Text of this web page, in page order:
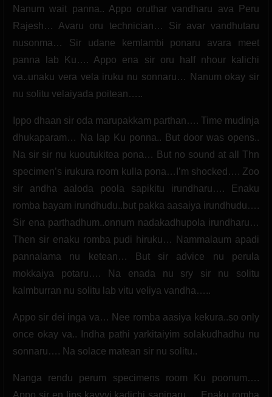
Nanum wait panna.. Appo oruthar vandharu ava Peru
Rajesh… Avaru oru technician… Sir avar vandhutaru
nusonma… Sir udane kemlambi ponaru avara meet
panna lab Ku…. Appo ena sir oru half nhour kalichi
va..unaku vera vela iruku nu sonnaru… Nanum okay sir
nu solitu velaiyada poitean…..
Ippo dhaan sir oda marupakkam parthan…. Time mudinja
dhukaparam… Na lap Ku ponna.. But door was opens..
Na sir sir nu kuoutukitea pona… But no sound at all Thn
specimen’s irukura room kulla pona…I’m shocked…. Zoo
sir andha aaloda poola sapikitu irundharu…. Enaku
romba bayam irundhudu..but pakka aasaiya irundhudu….
Sir ena parthadhum..onnum nadakadhupola irundharu…
Then sir enaku romba pudi hiruku… Nammalaum apadi
pannalama nu ketean… But sir advice nu perula
mokkaiya potaru…. Na enada nu sry sir nu solitu
kalmburran nu solitu lab vitu veliya vandha…..
Appo sir dei inga va… Nee romba aasiya kekura..so only
once okay va.. Indha pathi yarkitaiyim solakudhadhu nu
sonnaru…. Na solace matean sir nu solitu..
Nanga rendu perum specimens room Ku poonum….
Appo sir en lips kavvvi kadichi sapinaru…. Enaku romba